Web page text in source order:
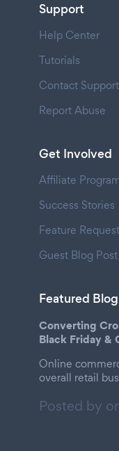
Support
Help Center
Tutorials
Contact Support
Report Abuse
Get Involved
Affiliate
Success Stories
Feature
Guest Blog Post
Featured
Converting
Black Friday &
Online
overall retail
Posted by